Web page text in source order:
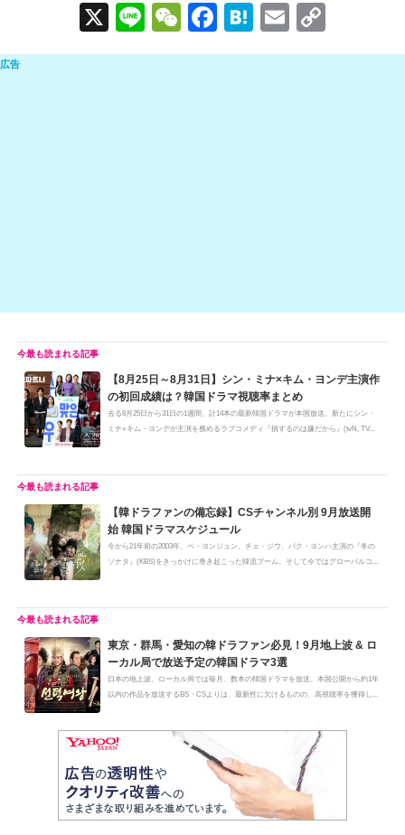
X
Li
n
W
e
F
a
H
at
E
m o
【8月25日～8月31日】シン・ミナ×キム・ヨンデ主演作
の初回成績は？韓国ドラマ視聴率まとめ
去る8月25日から31日の1週間、計14本の最新韓国ドラマが本国放送。新たにシン・
ミナ×キム・ヨンデが主演を務めるラブコメディ『損するのは嫌だから』(tvN, TV...
【韓ドラファンの備忘録】CSチャンネル別 9月放送開
始 韓国ドラマスケジュール
今から21年前の2003年。ペ・ヨンジュン、チェ・ジウ、パク・ヨンハ主演の『冬の
ソナタ』(KBS)をきっかけに巻き起こった韓流ブーム。そして今ではグローバルコ...
東京・群馬・愛知の韓ドラファン必見！9月地上波 & ロ
ーカル局で放送予定の韓国ドラマ3選
日本の地上波、ローカル局では毎月、数本の韓国ドラマを放送。本国公開から約1年
以内の作品を放送するBS・CSよりは、最新性に欠けるものの、高視聴率を獲得し...